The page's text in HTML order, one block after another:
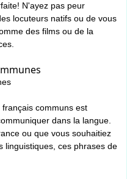
N'ayez pas peur
locuteurs natifs ou de vous
des films ou de la
communs est
dans la langue.
ou que vous souhaitiez
linguistiques, ces phrases de